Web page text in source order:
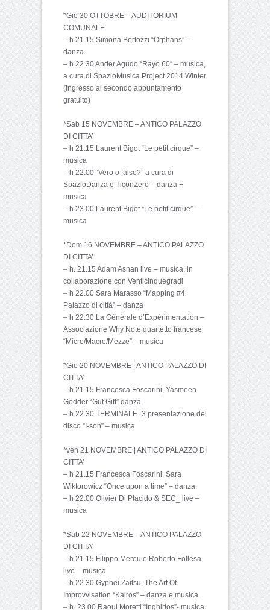
*Gio 30 OTTOBRE – AUDITORIUM
COMUNALE
– h 21.15 Simona Bertozzi “Orphans” –
danza
– h 22.30 Ander Agudo “Rayo 60″ – musica,
a cura di SpazioMusica Project 2014 Winter
(ingresso al secondo appuntamento
gratuito)
*Sab 15 NOVEMBRE – ANTICO PALAZZO
DI CITTA’
– h 21.15 Laurent Bigot “Le petit cirque” –
musica
– h 22.00 “Vero o falso?” a cura di
SpazioDanza e TiconZero – danza +
musica
– h 23.00 Laurent Bigot “Le petit cirque” –
musica
*Dom 16 NOVEMBRE – ANTICO PALAZZO
DI CITTA’
– h. 21.15 Adam Asnan live – musica, in
collaborazione con Venticinquegradi
– h 22.00 Sara Marasso “Mapping #4
Palazzo di città” – danza
– h 22.30 La Générale d’Expérimentation –
Associazione Why Note quartetto francese
“Micro/Macro/Mezze” – musica
*Gio 20 NOVEMBRE | ANTICO PALAZZO DI
CITTA’
– h 21.15 Francesca Foscarini, Yasmeen
Godder “Gut Gift” danza
– h 22.30 TERMINALE_3 presentazione del
disco “I-son” – musica
*ven 21 NOVEMBRE | ANTICO PALAZZO DI
CITTA’
– h 21.15 Francesca Foscarini, Sara
Wiktorowicz “Once upon a time” – danza
– h 22.00 Olivier Di Placido & SEC_ live –
musica
*Sab 22 NOVEMBRE – ANTICO PALAZZO
DI CITTA’
– h 21.15 Filippo Mereu e Roberto Follesa
live – musica
– h 22.30 Gyphei Zaitsu, The Art Of
Improvvisation “Kairos” – danza e musica
– h. 23.00 Raoul Moretti “Inghirios”- musica